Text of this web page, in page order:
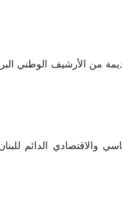
من الأرشيف الوطني
والاقتصادي الدائم